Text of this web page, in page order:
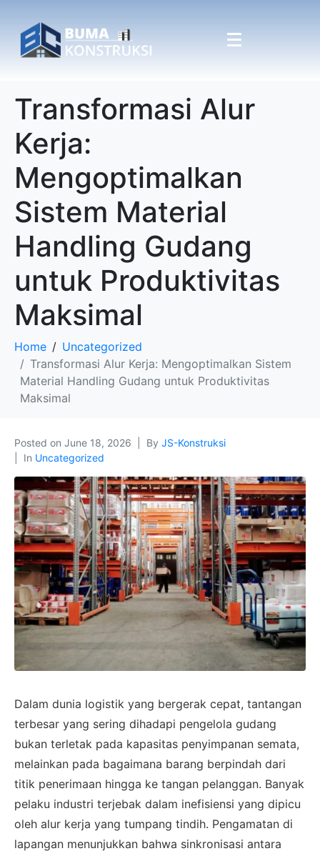
Transformasi Alur
Kerja:
Mengoptimalkan
Sistem Material
Handling Gudang
untuk Produktivitas
Maksimal
Home
Uncategorized
Transformasi Alur Kerja: Mengoptimalkan Sistem
Material Handling Gudang untuk Produktivitas
Maksimal
Posted on June 18, 2026 By JS-Konstruksi
In Uncategorized
Dalam dunia logistik yang bergerak cepat, tantangan
terbesar yang sering dihadapi pengelola gudang
bukan terletak pada kapasitas penyimpanan semata,
melainkan pada bagaimana barang berpindah dari
titik penerimaan hingga ke tangan pelanggan. Banyak
pelaku industri terjebak dalam inefisiensi yang dipicu
oleh alur kerja yang tumpang tindih. Pengamatan di
lapangan menunjukkan bahwa sinkronisasi antara